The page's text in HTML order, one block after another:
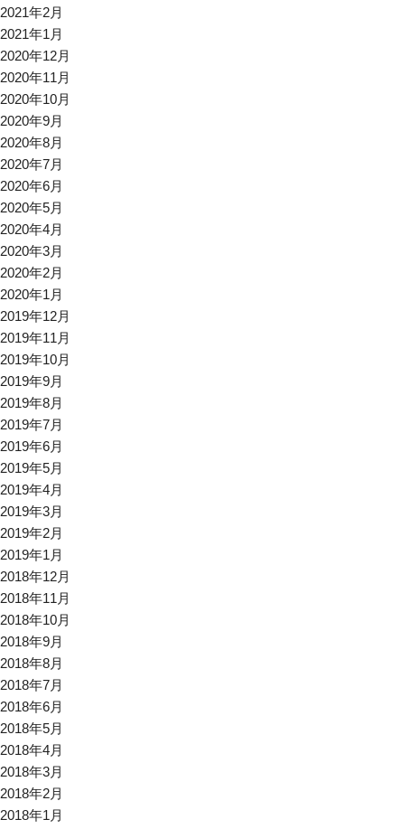
2021年2月
2021年1月
2020年12月
2020年11月
2020年10月
2020年9月
2020年8月
2020年7月
2020年6月
2020年5月
2020年4月
2020年3月
2020年2月
2020年1月
2019年12月
2019年11月
2019年10月
2019年9月
2019年8月
2019年7月
2019年6月
2019年5月
2019年4月
2019年3月
2019年2月
2019年1月
2018年12月
2018年11月
2018年10月
2018年9月
2018年8月
2018年7月
2018年6月
2018年5月
2018年4月
2018年3月
2018年2月
2018年1月